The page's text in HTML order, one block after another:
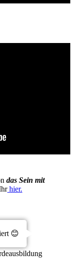
das Sein mit
hier.
😊